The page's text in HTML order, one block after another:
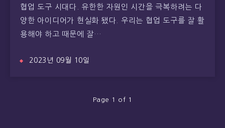
협업 도구 시대다. 유한한 자원인 시간을 극복하려는 다
양한 아이디어가 현실화 됐다. 우리는 협업 도구를 잘 활
용해야 하고 때문에 잘…
2023년 09월 10일
Page 1 of 1